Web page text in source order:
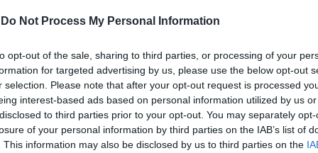
Do Not Process My Personal Information
opt-out of the sale, sharing to third parties, or processing of your
for targeted advertising by us, please use the below opt-out
selection. Please note that after your opt-out request is processed
interest-based ads based on personal information utilized by us
to third parties prior to your opt-out. You may separately
of your personal information by third parties on the IAB’s list of
This information may also be disclosed by us to third parties on the
das) είπε ο καγκελάριος Φρίντριχ Μερτς για την
η κυβέρνησή του, θυμίζοντας την ιστορική
έχουν αλλάξει πολλά στη Γερμανία και η πίεση για
όμως σε βάρος των εργαζομένων και των κοινωνικά
Ιράν αν δεν υπάρξει συμφωνία»